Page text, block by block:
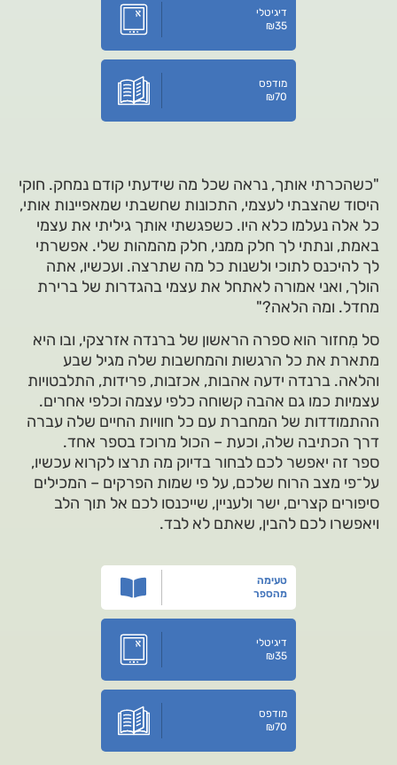
דיגיטלי
₪35
מודפס
₪70
"כשהכרתי אותך, נראה שכל מה שידעתי קודם נמחק. חוקי
היסוד שהצבתי לעצמי, התכונות שחשבתי שמאפיינות אותי,
כל אלה נעלמו כלא היו. כשפגשתי אותך גיליתי את עצמי
באמת, ונתתי לך חלק ממני, חלק מהמהות שלי. אפשרתי
לך להיכנס לתוכי ולשנות כל מה שתרצה. ועכשיו, אתה
הולך, ואני אמורה לאתחל את עצמי בהגדרות של ברירת
מחדל. ומה הלאה?"
סל מִחזור הוא ספרה הראשון של ברנדה אזרצקי, ובו היא
מתארת את כל הרגשות והמחשבות שלה מגיל שבע
והלאה. ברנדה ידעה אהבות, אכזבות, פרידות, התלבטויות
עצמיות כמו גם אהבה קשוחה כלפי עצמה וכלפי אחרים.
ההתמודדות של המחברת עם כל חוויות החיים שלה עברה
דרך הכתיבה שלה, וכעת – הכול מרוכז בספר אחד.
ספר זה יאפשר לכם לבחור בדיוק מה תרצו לקרוא עכשיו,
על־פי מצב הרוח שלכם, על פי שמות הפרקים – המכילים
סיפורים קצרים, ישר ולעניין, שייכנסו לכם אל תוך הלב
ויאפשרו לכם להבין, שאתם לא לבד.
טעימה
מהספר
דיגיטלי
₪35
מודפס
₪70